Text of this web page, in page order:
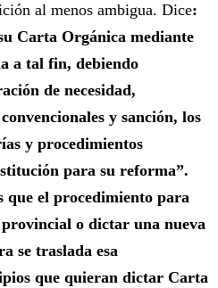
al menos ambigua. Dice:
Carta Orgánica mediante
a tal fin, debiendo
de necesidad,
y sanción, los
y procedimientos
para su reforma”.
que el procedimiento para
o dictar una nueva
se traslada esa
que quieran dictar Carta